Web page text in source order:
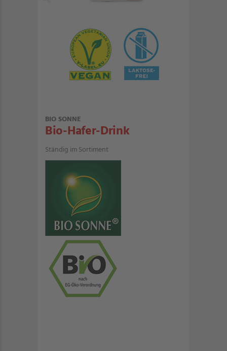
BIO SONNE
Bio-Hafer-Drink
Ständig im Sortiment